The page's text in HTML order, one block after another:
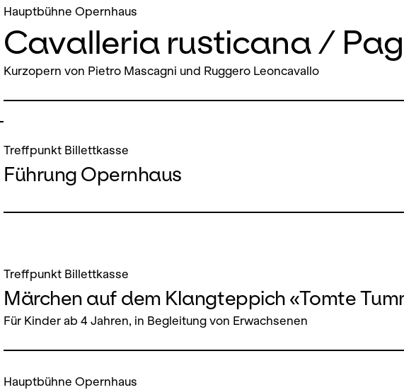
Hauptbühne Opernhaus
Cavalleria rusticana /
Kurzopern von Pietro Mascagni und Ruggero Leoncavallo
Treffpunkt Billettkasse
Führung Opernhaus
Treffpunkt Billettkasse
Märchen auf dem Klangteppich «Tomte
Für Kinder ab 4 Jahren, in Begleitung von Erwachsenen
Hauptbühne Opernhaus